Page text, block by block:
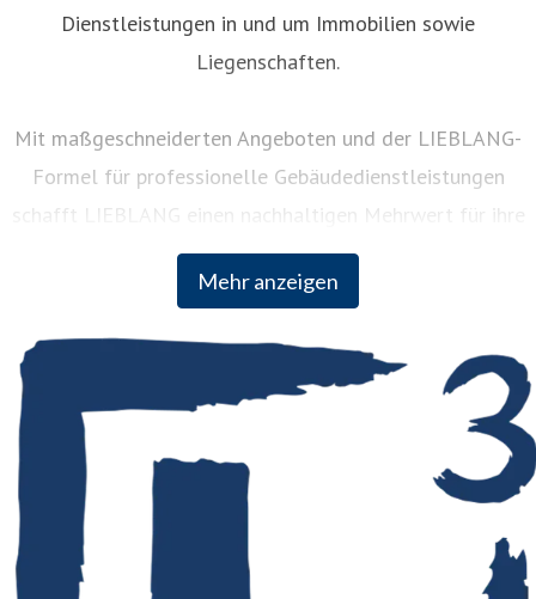
Mehr anzeigen
Dienstleistungen in und um Immobilien sowie
Liegenschaften.
Mit maßgeschneiderten Angeboten und der LIEBLANG-
Formel für professionelle Gebäudedienstleistungen
schafft LIEBLANG einen nachhaltigen Mehrwert für ihre
Kunden. Für die Chemie- und Pharmaindustrie sowie
Unternehmen aus Automotive, Logistik und Handel
jahrzehntelanger Erfahrung basieren.
Rund 7.000 Mitarbeiter sind am Hauptsitz in Mannheim, an
14 Standorten und in über 130 Servicestellen in ganz